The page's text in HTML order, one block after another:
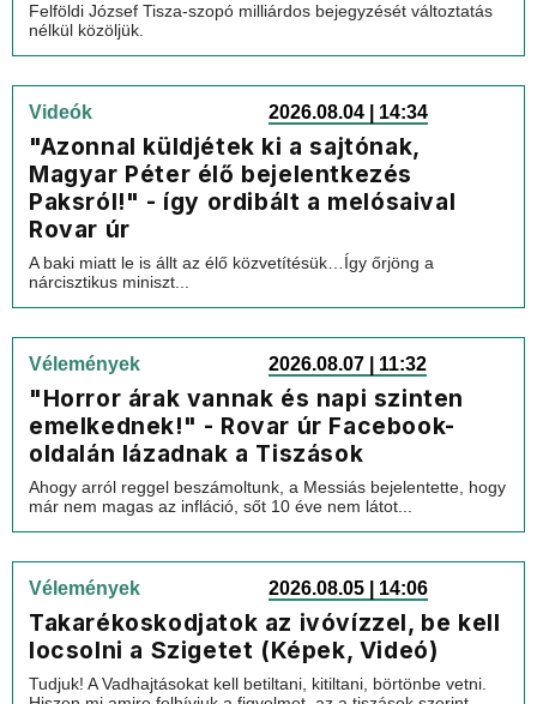
Felföldi József Tisza-szopó milliárdos bejegyzését változtatás
nélkül közöljük.
Videók 2026.08.04 | 14:34
"Azonnal küldjétek ki a sajtónak,
Magyar Péter élő bejelentkezés
Paksról!" - így ordibált a melósaival
Rovar úr
A baki miatt le is állt az élő közvetítésük…Így őrjöng a
nárcisztikus miniszt...
Vélemények 2026.08.07 | 11:32
"Horror árak vannak és napi szinten
emelkednek!" - Rovar úr Facebook-
oldalán lázadnak a Tiszások
Ahogy arról reggel beszámoltunk, a Messiás bejelentette, hogy
már nem magas az infláció, sőt 10 éve nem látot...
Vélemények 2026.08.05 | 14:06
Takarékoskodjatok az ivóvízzel, be kell
locsolni a Szigetet (Képek, Videó)
Tudjuk! A Vadhajtásokat kell betiltani, kitiltani, börtönbe vetni.